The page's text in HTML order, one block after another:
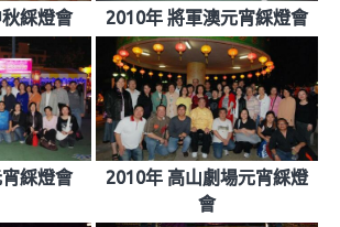
綵燈會 2010年 將軍澳元宵綵燈會
綵燈會
2010年 高山劇場元宵綵燈
會